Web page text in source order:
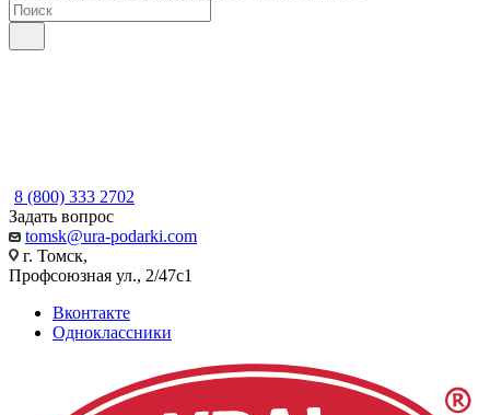
8 (800) 333 2702
Задать вопрос
tomsk@ura-podarki.com
г. Томск,
Профсоюзная ул., 2/47с1
Вконтакте
Одноклассники